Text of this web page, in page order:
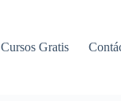
Cursos Gratis